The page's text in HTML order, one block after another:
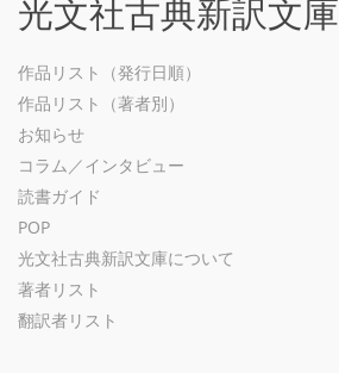
光文社古典新訳文庫
作品リスト（発行日順）
作品リスト（著者別）
お知らせ
コラム／インタビュー
読書ガイド
POP
光文社古典新訳文庫について
著者リスト
翻訳者リスト